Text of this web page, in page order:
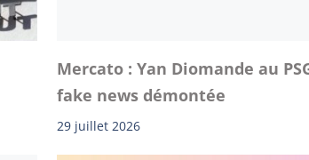
Mercato : Yan Diomande au
fake news démontée
29 juillet 2026